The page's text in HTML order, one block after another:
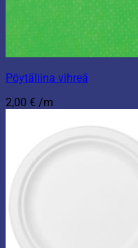
Pöytäliina vihreä
2,00 € /m